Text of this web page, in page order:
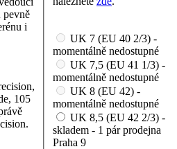
pevně
i
105
UK 7 (EU 40 2/3) -
momentálně nedostupné
UK 7,5 (EU 41 1/3) -
momentálně nedostupné
UK 8 (EU 42) -
momentálně nedostupné
UK 8,5 (EU 42 2/3) -
skladem - 1 pár prodejna
Praha 9